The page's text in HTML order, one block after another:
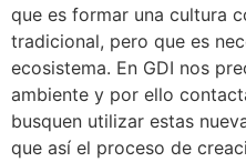
que es formar una cultura
tradicional, pero que es
ecosistema. En GDI nos
ambiente y por ello
busquen utilizar estas
que así el proceso de